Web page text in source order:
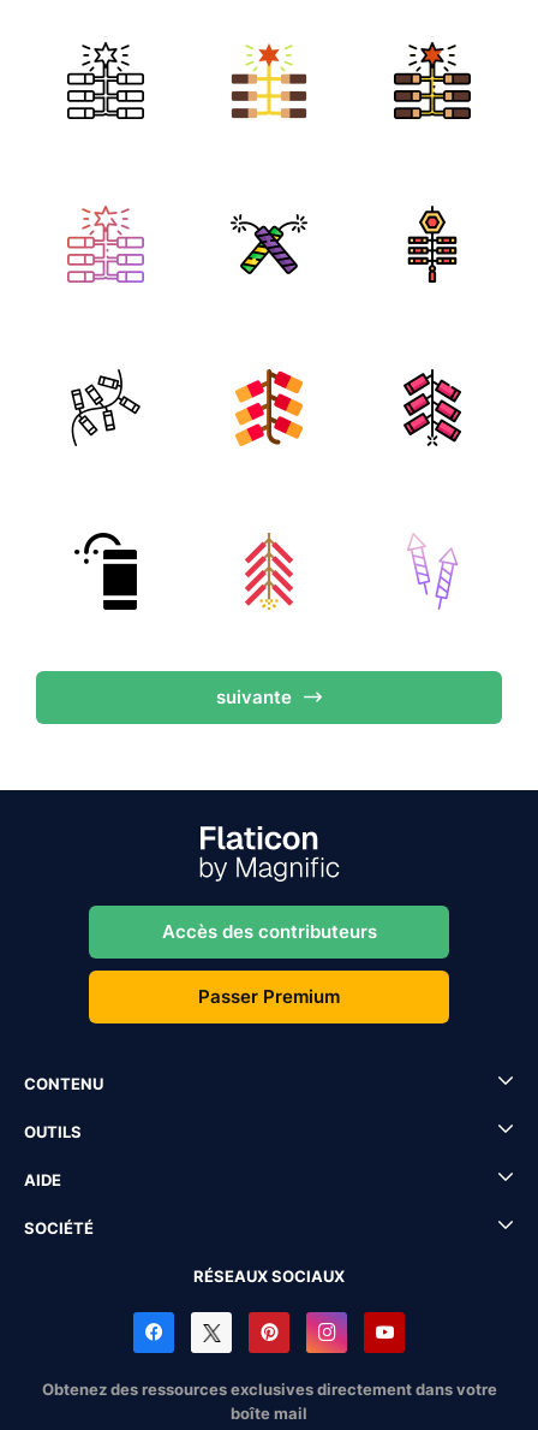
suivante
Accès des contributeurs
Passer Premium
CONTENU
OUTILS
AIDE
SOCIÉTÉ
RÉSEAUX SOCIAUX
Obtenez des ressources exclusives directement dans votre
boîte mail